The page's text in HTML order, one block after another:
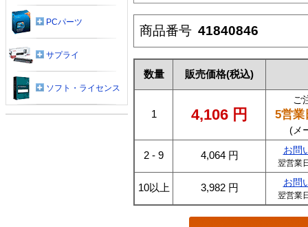
商品番号 41840846
数量 販売価格(税込)
1 4,106 円
ご
5営業
(メ
2 - 9 4,064 円 お問
翌営業
10以上 3,982 円 お問
翌営業
PCパーツ
サプライ
ソフト・ライセンス